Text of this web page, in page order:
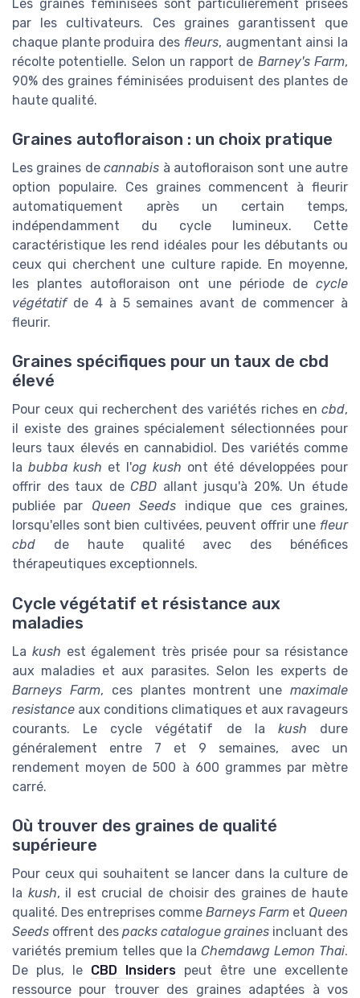
Les graines féminisées sont particulièrement prisées
par les cultivateurs. Ces graines garantissent que
chaque plante produira des fleurs, augmentant ainsi la
récolte potentielle. Selon un rapport de Barney's Farm,
90% des graines féminisées produisent des plantes de
haute qualité.
Graines autofloraison : un choix pratique
Les graines decannabis à autofloraison sont une autre
option populaire. Ces graines commencent à fleurir
automatiquement après un certain temps,
indépendamment du cycle lumineux. Cette
caractéristique les rend idéales pour les débutants ou
ceux qui cherchent une culture rapide. En moyenne,
les plantes autofloraison ont une période de cycle
végétatifde 4 à 5 semaines avant de commencer à
fleurir.
Graines spécifiques pour un taux de cbd
élevé
Pour ceux qui recherchent des variétés riches en cbd,
il existe des graines spécialement sélectionnées pour
leurs taux élevés en cannabidiol. Des variétés comme
la bubba kush et l'og kush ont été développées pour
offrir des taux deCBD allant jusqu'à 20%. Un étude
publiée par Queen Seeds indique que ces graines,
lorsqu'elles sont bien cultivées, peuvent offrir une fleur
cbd de haute qualité avec des bénéfices
thérapeutiques exceptionnels.
Cycle végétatif et résistance aux
maladies
La kush est également très prisée pour sa résistance
aux maladies et aux parasites. Selon les experts de
Barneys Farm, ces plantes montrent unemaximale
resistance aux conditions climatiques et aux ravageurs
courants. Le cycle végétatif de la kush dure
généralement entre 7 et 9 semaines, avec un
rendement moyen de 500 à 600 grammes par mètre
carré.
Où trouver des graines de qualité
supérieure
Pour ceux qui souhaitent se lancer dans la culture de
la kush, il est crucial de choisir des graines de haute
qualité. Des entreprises comme Barneys Farm et Queen
Seeds offrent des packs catalogue graines incluant des
variétés premium telles que la Chemdawg Lemon Thai.
De plus, le CBD Insiders peut être une excellente
ressource pour trouver des graines adaptées à vos